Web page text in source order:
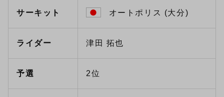
サーキット オートポリス (大分)
ライダー 津田 拓也
予選 2位